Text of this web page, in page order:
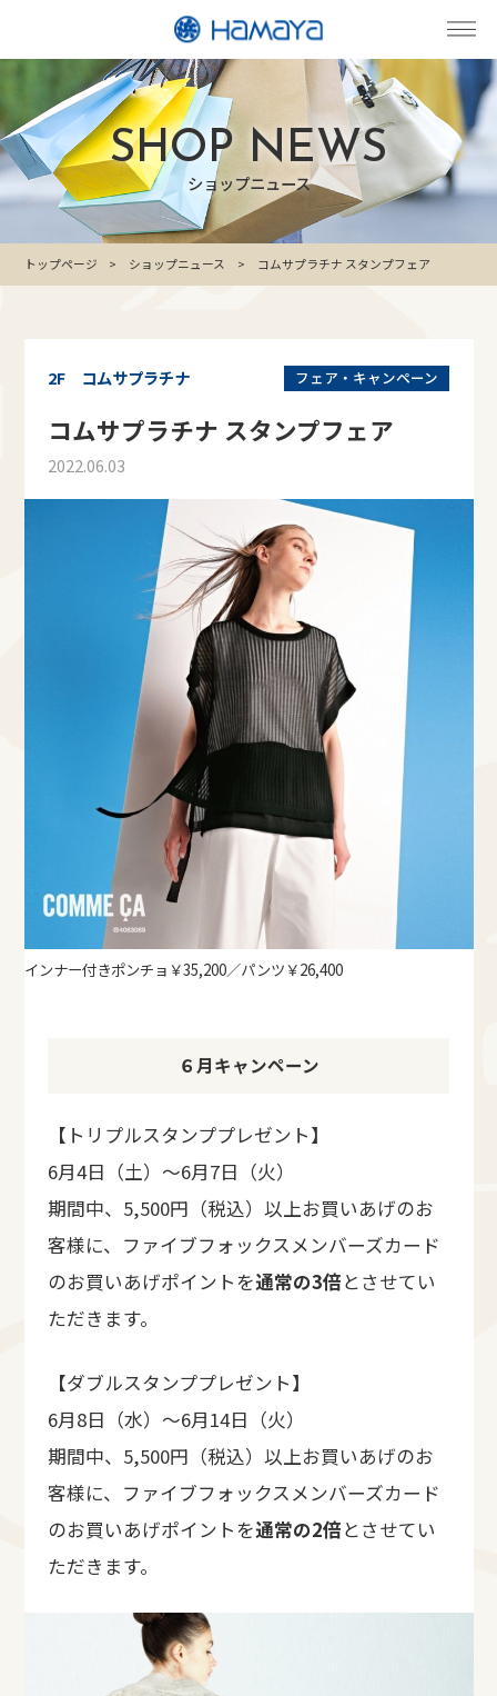
SHOP NEWS
ショップニュース
トップページ ショップニュース コムサプラチナ スタンプフェア
フェア・キャンペーン
2F コムサプラチナ
コムサプラチナ スタンプフェア
2022.06.03
インナー付きポンチョ￥35,200／パンツ￥26,400
６月キャンペーン
【トリプルスタンププレゼント】
6月4日（土）～6月7日（火）
期間中、5,500円（税込）以上お買いあげのお
客様に、ファイブフォックスメンバーズカード
のお買いあげポイントを通常の3倍とさせてい
ただきます。
【ダブルスタンププレゼント】
6月8日（水）～6月14日（火）
期間中、5,500円（税込）以上お買いあげのお
客様に、ファイブフォックスメンバーズカード
のお買いあげポイントを通常の2倍とさせてい
ただきます。